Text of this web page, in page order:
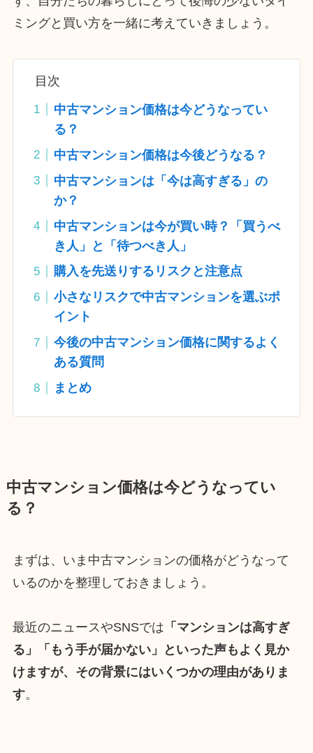
ミングと買い方を一緒に考えていきましょう。
目次
中古マンション価格は今どうなってい
る？
中古マンション価格は今後どうなる？
中古マンションは「今は高すぎる」の
か？
中古マンションは今が買い時？「買うべ
き人」と「待つべき人」
購入を先送りするリスクと注意点
小さなリスクで中古マンションを選ぶポ
イント
今後の中古マンション価格に関するよく
ある質問
まとめ
中古マンション価格は今どうなってい
る？
まずは、いま中古マンションの価格がどうなって
いるのかを整理しておきましょう。
最近のニュースやSNSでは 「マンションは高すぎ
る」「もう手が届かない」といった声もよく見か
けますが、その背景にはいくつかの理由がありま
す。